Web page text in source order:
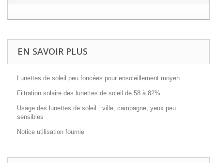
EN SAVOIR PLUS
Lunettes de soleil peu foncées pour ensoleillement moyen
Filtration solaire des lunettes de soleil de 58 à 82%
Usage des lunettes de soleil : ville, campagne, yeux peu
sensibles
Notice utilisation fournie